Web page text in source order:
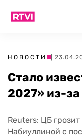
НОВОСТИ |
Стало
2027» из-
Reuters: ЦБ
Набиуллиной с